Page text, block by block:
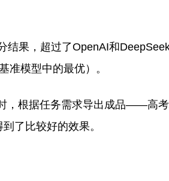
果，超过了OpenAI和
准模型中的最优）。
，根据任务需求导出成品——高
了比较好的效果。